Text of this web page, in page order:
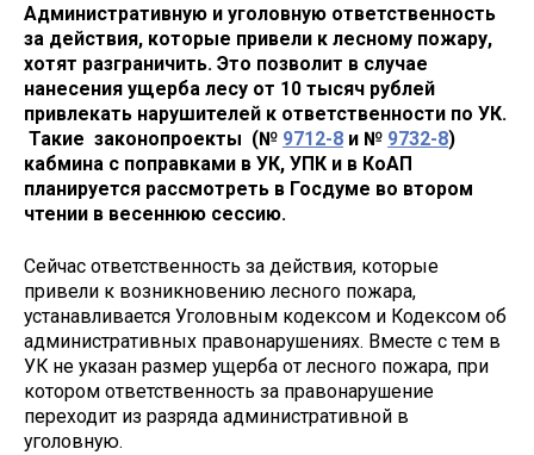
Административную и уголовную ответственность
за действия, которые привели к лесному пожару,
хотят разграничить. Это позволит в случае
нанесения ущерба лесу от 10 тысяч рублей
привлекать нарушителей к ответственности по УК.
Такие законопроекты (№ 9712-8 и № 9732-8)
кабмина с поправками в УК, УПК и в КоАП
планируется рассмотреть в Госдуме во втором
чтении в весеннюю сессию.
Сейчас ответственность за действия, которые
привели к возникновению лесного пожара,
устанавливается Уголовным кодексом и Кодексом об
административных правонарушениях. Вместе с тем в
УК не указан размер ущерба от лесного пожара, при
котором ответственность за правонарушение
переходит из разряда административной в
уголовную.